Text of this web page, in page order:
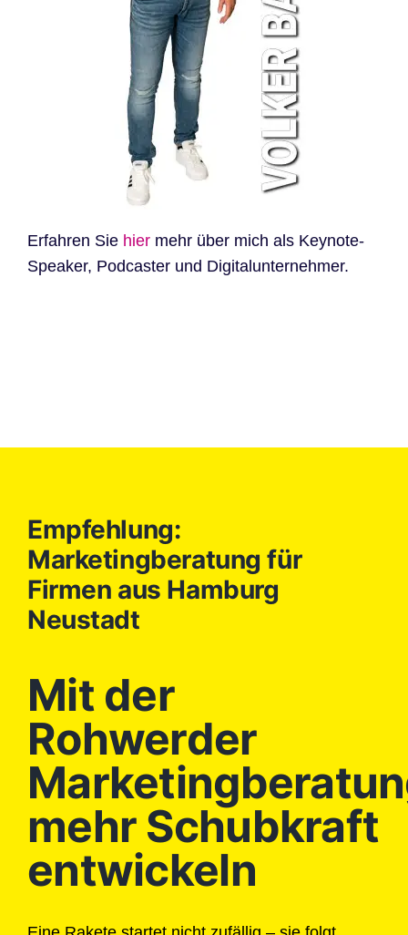
Erfahren Sie hiermehr über mich als Keynote-
Speaker, Podcaster und Digitalunternehmer.
Empfehlung:
Marketingberatung für
Firmen aus Hamburg
Neustadt
Mit der
Rohwerder
mehr Schubkraft
entwickeln